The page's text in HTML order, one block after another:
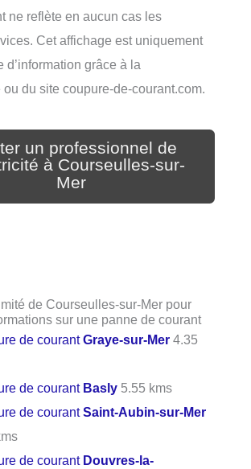
ne reflète en aucun cas les
Cet affichage est uniquement
d’information grâce à la
du site coupure-de-courant.com.
un professionnel de
à Courseulles-sur-
Mer
de Courseulles-sur-Mer pour
sur une panne de courant
de courantGraye-sur-Mer 4.35
de courant Basly 5.55 kms
de courantSaint-Aubin-sur-Mer
de courant Douvres-la-